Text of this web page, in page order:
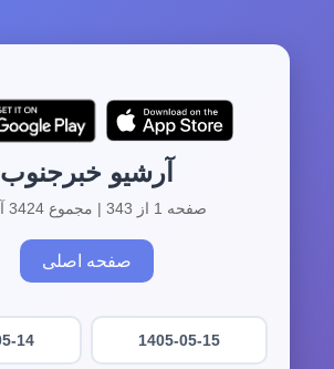
آرشیو خبرجنوب
صفحه 1 از 343 | مجموع 3424 آرشیو
صفحه اصلی
1405-05-15
14